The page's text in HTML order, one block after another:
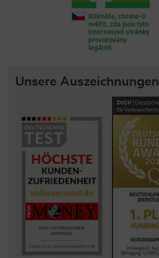
Unsere Auszeichnungen